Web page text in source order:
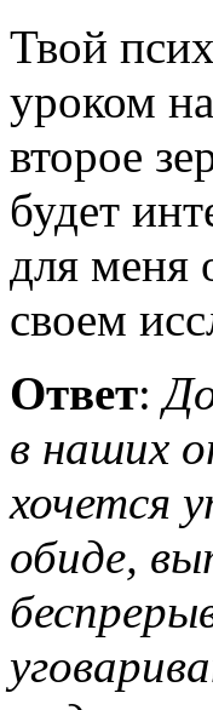
Твой
уроком
второе
будет
для меня
своем
Ответ:
в наших
хочется
обиде,